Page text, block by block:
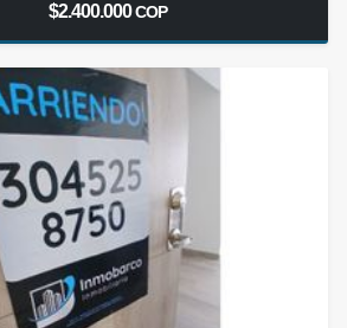
$2.400.000COP